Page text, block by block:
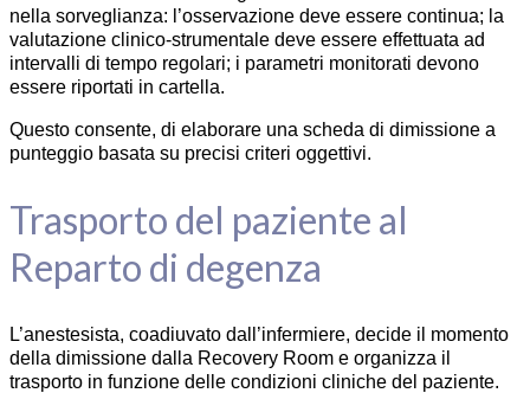
nella sorveglianza: l’osservazione deve essere continua; la
valutazione clinico-strumentale deve essere effettuata ad
intervalli di tempo regolari; i parametri monitorati devono
essere riportati in cartella.
Questo consente, di elaborare una scheda di dimissione a
punteggio basata su precisi criteri oggettivi.
Trasporto del paziente al
Reparto di degenza
L’anestesista, coadiuvato dall’infermiere, decide il momento
della dimissione dalla Recovery Room e organizza il
trasporto in funzione delle condizioni cliniche del paziente.